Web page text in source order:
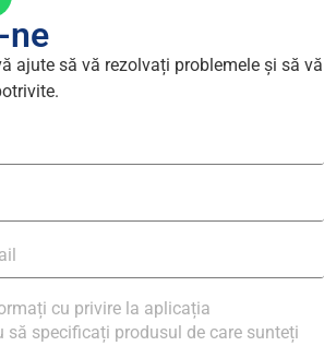
ne
ajute să vă rezolvați problemele și să vă